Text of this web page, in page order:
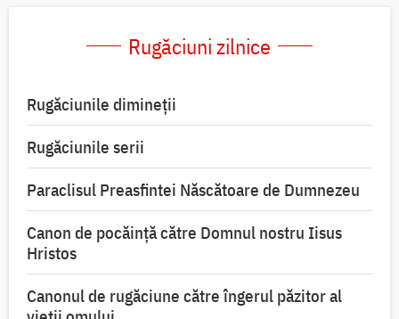
Rugăciuni zilnice
Rugăciunile dimineții
Rugăciunile serii
Paraclisul Preasfintei Născătoare de Dumnezeu
Canon de pocăință către Domnul nostru Iisus
Hristos
Canonul de rugăciune către îngerul păzitor al